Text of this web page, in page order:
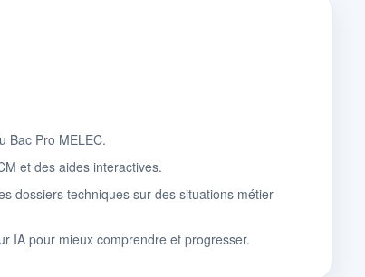
Bac Pro MELEC.
et des aides interactives.
dossiers techniques sur des situations métier
IA pour mieux comprendre et progresser.